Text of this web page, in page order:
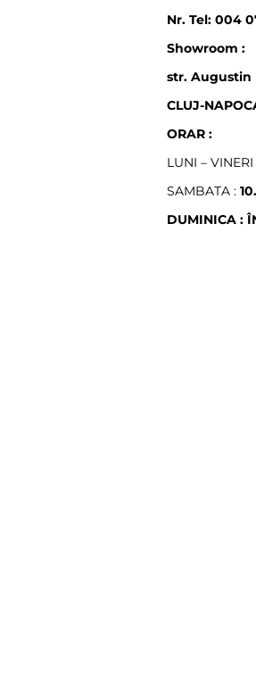
Nr. Tel: 004
Showroom :
str. Augustin
CLUJ-
ORAR :
LUNI – VINERI
SAMBATA :
DUMINICA :